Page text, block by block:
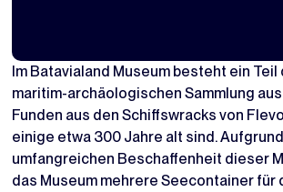
Im Batavialand Museum besteht ein
maritim-archäologischen Sammlung
Funden aus den Schiffswracks von
einige etwa 300 Jahre alt sind.
umfangreichen Beschaffenheit dieser
das Museum mehrere Seecontainer für